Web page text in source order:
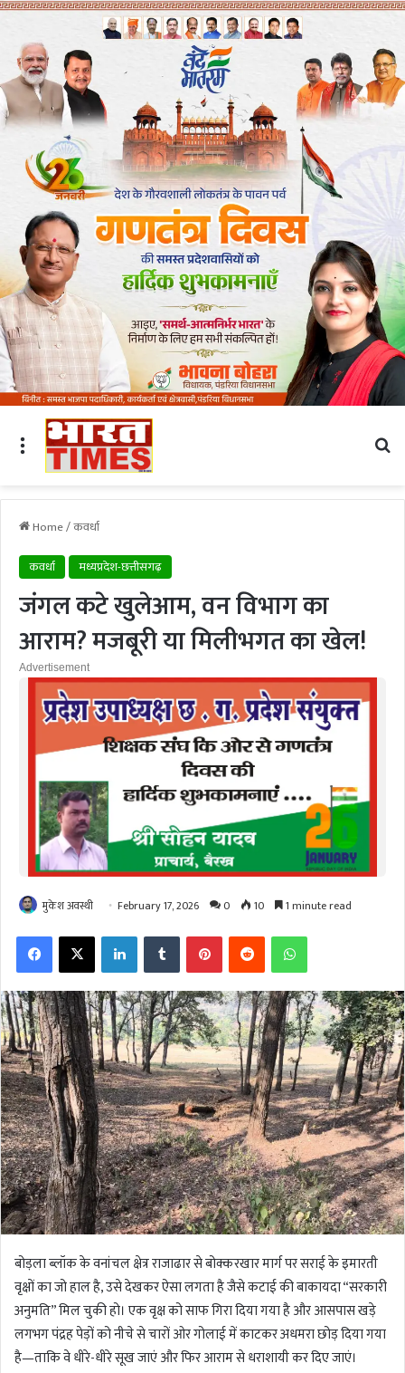
Menu
Home/कवर्धा
कवर्धा
मध्यप्रदेश-छत्तीसगढ़
जंगल कटे खुलेआम, वन विभाग का
आराम? मजबूरी या मिलीभगत का खेल!
Advertisement
मुकेश अवस्थी February 17, 2026 0 10 1 minute read
FacebookX LinkedInTumblr PinterestReddit WhatsApp
बोड़ला ब्लॉक के वनांचल क्षेत्र राजाढार से बोक्करखार मार्ग पर सराई के इमारती
वृक्षों का जो हाल है, उसे देखकर ऐसा लगता है जैसे कटाई की बाकायदा “सरकारी
अनुमति” मिल चुकी हो। एक वृक्ष को साफ गिरा दिया गया है और आसपास खड़े
लगभग पंद्रह पेड़ों को नीचे से चारों ओर गोलाई में काटकर अधमरा छोड़ दिया गया
है—ताकि वे धीरे-धीरे सूख जाएं और फिर आराम से धराशायी कर दिए जाएं।